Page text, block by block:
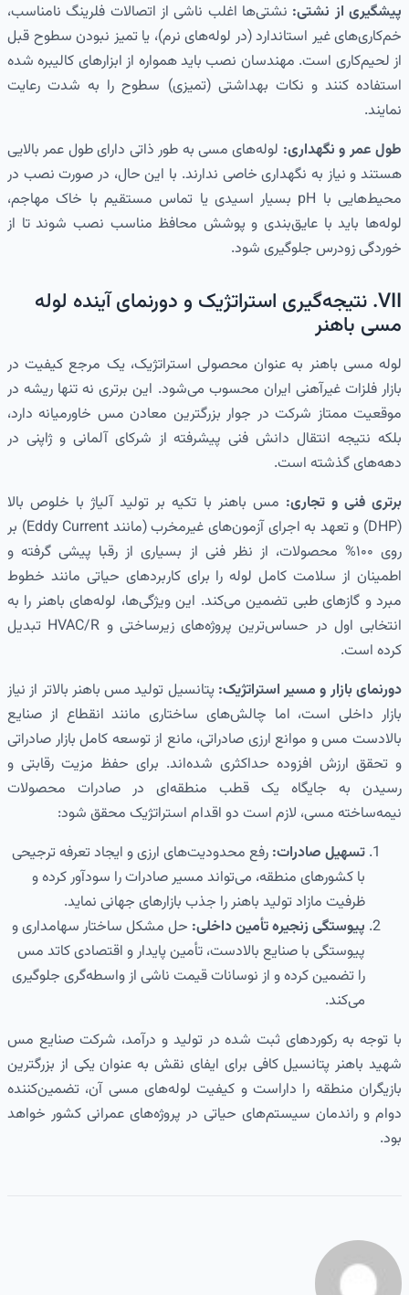
پیشگیری از نشتی: نشتی‌ها اغلب ناشی از اتصالات فلرینگ نامناسب،
خم‌کاری‌های غیر استاندارد (در لوله‌های نرم)، یا تمیز نبودن سطوح قبل
از لحیم‌کاری است. مهندسان نصب باید همواره از ابزارهای کالیبره شده
استفاده کنند و نکات بهداشتی (تمیزی) سطوح را به شدت رعایت
نمایند.
طول عمر و نگهداری: لوله‌های مسی به طور ذاتی دارای طول عمر بالایی
هستند و نیاز به نگهداری خاصی ندارند. با این حال، در صورت نصب در
محیط‌هایی با pH بسیار اسیدی یا تماس مستقیم با خاک مهاجم،
لوله‌ها باید با عایق‌بندی و پوشش محافظ مناسب نصب شوند تا از
خوردگی زودرس جلوگیری شود.
VII. نتیجه‌گیری استراتژیک و دورنمای آینده لوله
مسی باهنر
لوله مسی باهنر به عنوان محصولی استراتژیک، یک مرجع کیفیت در
بازار فلزات غیرآهنی ایران محسوب می‌شود. این برتری نه تنها ریشه در
موقعیت ممتاز شرکت در جوار بزرگترین معادن مس خاورمیانه دارد،
بلکه نتیجه انتقال دانش فنی پیشرفته از شرکای آلمانی و ژاپنی در
دهه‌های گذشته است.
برتری فنی و تجاری: مس باهنر با تکیه بر تولید آلیاژ با خلوص بالا
(DHP) و تعهد به اجرای آزمون‌های غیرمخرب (مانند Eddy Current) بر
روی ۱۰۰% محصولات، از نظر فنی از بسیاری از رقبا پیشی گرفته و
اطمینان از سلامت کامل لوله را برای کاربردهای حیاتی مانند خطوط
مبرد و گازهای طبی تضمین می‌کند. این ویژگی‌ها، لوله‌های باهنر را به
انتخابی اول در حساس‌ترین پروژه‌های زیرساختی و HVAC/R تبدیل
کرده است.
دورنمای بازار و مسیر استراتژیک: پتانسیل تولید مس باهنر بالاتر از نیاز
بازار داخلی است، اما چالش‌های ساختاری مانند انقطاع از صنایع
بالادست مس و موانع ارزی صادراتی، مانع از توسعه کامل بازار صادراتی
و تحقق ارزش افزوده حداکثری شده‌اند. برای حفظ مزیت رقابتی و
رسیدن به جایگاه یک قطب منطقه‌ای در صادرات محصولات
نیمه‌ساخته مسی، لازم است دو اقدام استراتژیک محقق شود:
تسهیل صادرات: رفع محدودیت‌های ارزی و ایجاد تعرفه ترجیحی
با کشورهای منطقه، می‌تواند مسیر صادرات را سودآور کرده و
ظرفیت مازاد تولید باهنر را جذب بازارهای جهانی نماید.
پیوستگی زنجیره تأمین داخلی: حل مشکل ساختار سهامداری و
پیوستگی با صنایع بالادست، تأمین پایدار و اقتصادی کاتد مس
را تضمین کرده و از نوسانات قیمت ناشی از واسطه‌گری جلوگیری
می‌کند.
با توجه به رکوردهای ثبت شده در تولید و درآمد، شرکت صنایع مس
شهید باهنر پتانسیل کافی برای ایفای نقش به عنوان یکی از بزرگترین
بازیگران منطقه را داراست و کیفیت لوله‌های مسی آن، تضمین‌کننده
دوام و راندمان سیستم‌های حیاتی در پروژه‌های عمرانی کشور خواهد
بود.